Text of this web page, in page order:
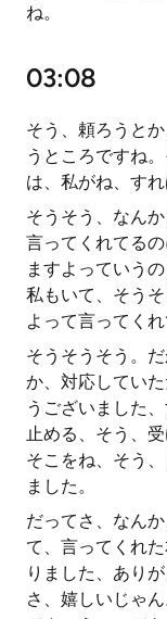
ね。
03:08
そう、頼ろうと
うところですね
は、私がね、すれ
そうそう、なん
言ってくれてる
ますよっていう
私もいて、そう
よって言ってく
そうそうそう。
か、対応してい
うございました
止める、そう、
そこをね、そう
ました。
だってさ、なん
て、言ってくれ
りました、あり
さ、嬉しいじゃ